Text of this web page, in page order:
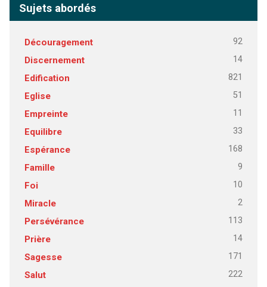
Sujets abordés
Découragement 92
Discernement 14
Edification 821
Eglise 51
Empreinte 11
Equilibre 33
Espérance 168
Famille 9
Foi 10
Miracle 2
Persévérance 113
Prière 14
Sagesse 171
Salut 222